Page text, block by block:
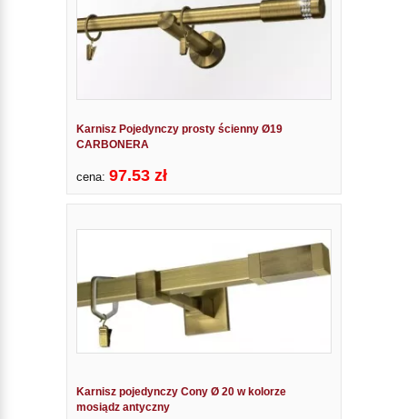
Karnisz Pojedynczy prosty ścienny Ø19
CARBONERA
cena: 97.53 zł
Karnisz pojedynczy Cony Ø 20 w kolorze
mosiądz antyczny